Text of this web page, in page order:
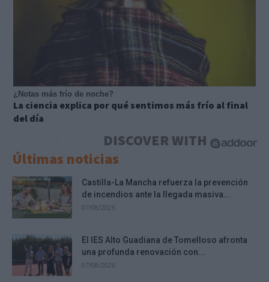
¿Notas más frío de noche?
La ciencia explica por qué sentimos más frío al final
del día
DISCOVER WITH
Últimas noticias
Castilla-La Mancha refuerza la prevención
de incendios ante la llegada masiva...
07/08/2026
El IES Alto Guadiana de Tomelloso afronta
una profunda renovación con...
07/08/2026